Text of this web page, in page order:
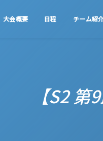
大会概要 日程 チーム紹
【S2